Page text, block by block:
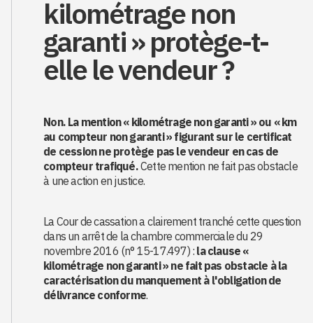
kilométrage non
garanti » protège-t-
elle le vendeur ?
Non. La mention « kilométrage non garanti » ou « km
au compteur non garanti » figurant sur le certificat
de cession ne protège pas le vendeur en cas de
compteur trafiqué.Cette mention ne fait pas obstacle
à une action en justice.
La Cour de cassation a clairement tranché cette question
dans un arrêt de la chambre commerciale du 29
novembre 2016 (n° 15-17.497) : la clause «
kilométrage non garanti » ne fait pas obstacle à la
caractérisation du manquement à l'obligation de
délivrance conforme.